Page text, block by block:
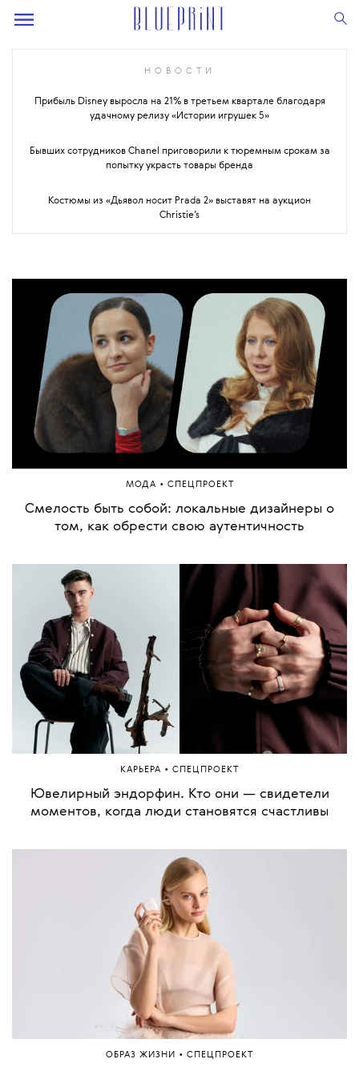
НОВОСТИ
Прибыль Disney выросла на 21% в третьем квартале благодаря
удачному релизу «Истории игрушек 5»
Бывших сотрудников Chanel приговорили к тюремным срокам за
попытку украсть товары бренда
Костюмы из «Дьявол носит Prada 2» выставят на аукцион
Christie’s
МОДА• СПЕЦПРОЕКТ
Смелость быть собой: локальные дизайнеры о
том, как обрести свою аутентичность